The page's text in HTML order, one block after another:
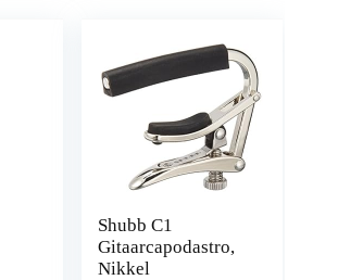
Shubb C1
Gitaarcapodastro,
Nikkel